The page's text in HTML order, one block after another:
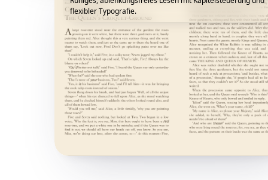
flexibler Typografie.